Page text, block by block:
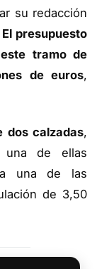
su redacción
El presupuesto
tramo de
de euros,
dos calzadas,
de ellas
una de las
de 3,50